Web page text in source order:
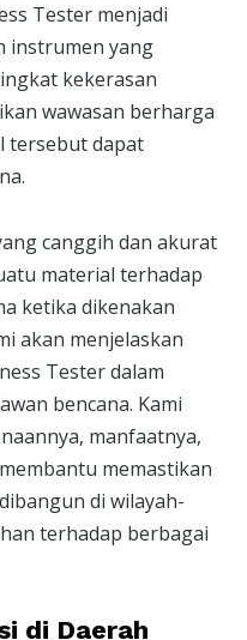
Tester menjadi
instrumen yang
kekerasan
wawasan berharga
tersebut dapat
canggih dan akurat
material terhadap
ketika dikenakan
akan menjelaskan
Tester dalam
bencana. Kami
manfaatnya,
memastikan
di wilayah-
terhadap berbagai
di Daerah